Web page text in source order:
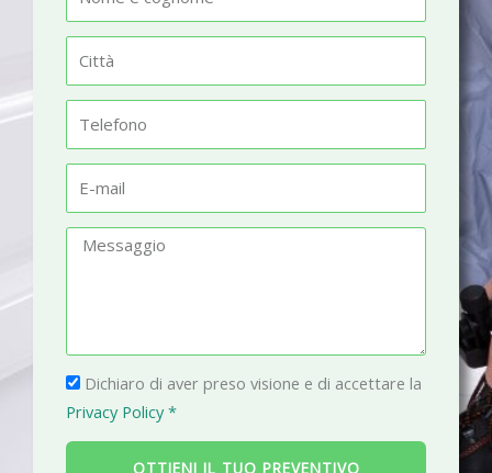
m
t
à
l
fm
a
g
g
i
P
r
i
Dichiaro di aver preso visione e di accettare la
Privacy Policy *
OTTIENI IL TUO PREVENTIVO